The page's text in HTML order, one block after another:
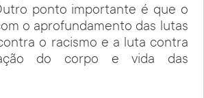
ponto importante é que o
o aprofundamento das lutas
o racismo e a luta contra
do corpo e vida das